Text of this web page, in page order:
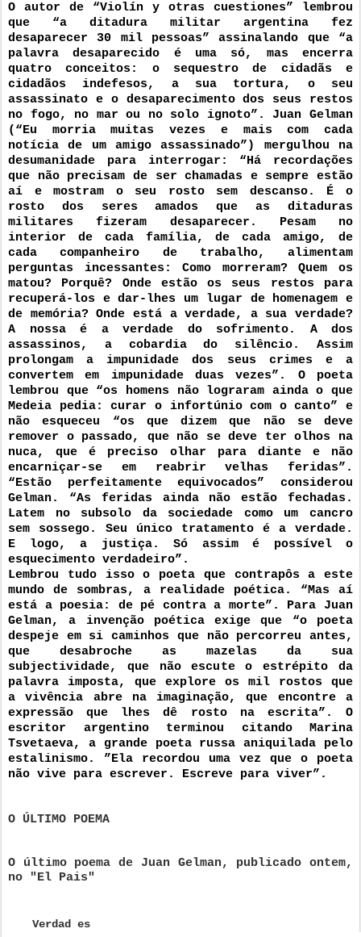
O autor de “Violín y otras cuestiones” lembrou
que “a ditadura militar argentina fez
desaparecer 30 mil pessoas” assinalando que “a
palavra desaparecido é uma só, mas encerra
quatro conceitos: o sequestro de cidadãs e
cidadãos indefesos, a sua tortura, o seu
assassinato e o desaparecimento dos seus restos
no fogo, no mar ou no solo ignoto”. Juan Gelman
(“Eu morria muitas vezes e mais com cada
notícia de um amigo assassinado”) mergulhou na
desumanidade para interrogar: “Há recordações
que não precisam de ser chamadas e sempre estão
aí e mostram o seu rosto sem descanso. É o
rosto dos seres amados que as ditaduras
militares fizeram desaparecer. Pesam no
interior de cada família, de cada amigo, de
cada companheiro de trabalho, alimentam
perguntas incessantes: Como morreram? Quem os
matou? Porquê? Onde estão os seus restos para
recuperá-los e dar-lhes um lugar de homenagem e
de memória? Onde está a verdade, a sua verdade?
A nossa é a verdade do sofrimento. A dos
assassinos, a cobardia do silêncio. Assim
prolongam a impunidade dos seus crimes e a
convertem em impunidade duas vezes”. O poeta
lembrou que “os homens não lograram ainda o que
Medeia pedia: curar o infortúnio com o canto” e
não esqueceu “os que dizem que não se deve
remover o passado, que não se deve ter olhos na
nuca, que é preciso olhar para diante e não
encarniçar-se em reabrir velhas feridas”.
“Estão perfeitamente equivocados” considerou
Gelman. “As feridas ainda não estão fechadas.
Latem no subsolo da sociedade como um cancro
sem sossego. Seu único tratamento é a verdade.
E logo, a justiça. Só assim é possível o
esquecimento verdadeiro”.
Lembrou tudo isso o poeta que contrapôs a este
mundo de sombras, a realidade poética. “Mas aí
está a poesia: de pé contra a morte”. Para Juan
Gelman, a invenção poética exige que “o poeta
despeje em si caminhos que não percorreu antes,
que desabroche as mazelas da sua
subjectividade, que não escute o estrépito da
palavra imposta, que explore os mil rostos que
a vivência abre na imaginação, que encontre a
expressão que lhes dê rosto na escrita”. O
escritor argentino terminou citando Marina
Tsvetaeva, a grande poeta russa aniquilada pelo
estalinismo. ”Ela recordou uma vez que o poeta
não vive para escrever. Escreve para viver”.
O ÚLTIMO POEMA
O último poema de Juan Gelman, publicado ontem,
no "El Pais"
Verdad es